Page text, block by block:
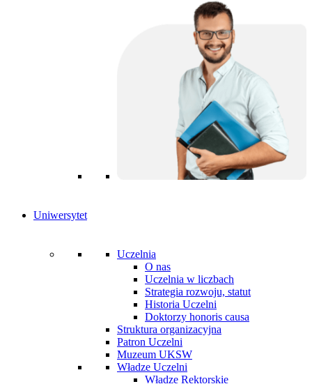
Uniwersytet
Uczelnia
O nas
Uczelnia w liczbach
Strategia rozwoju, statut
Historia Uczelni
Doktorzy honoris causa
Struktura organizacyjna
Patron Uczelni
Muzeum UKSW
Władze Uczelni
Władze Rektorskie